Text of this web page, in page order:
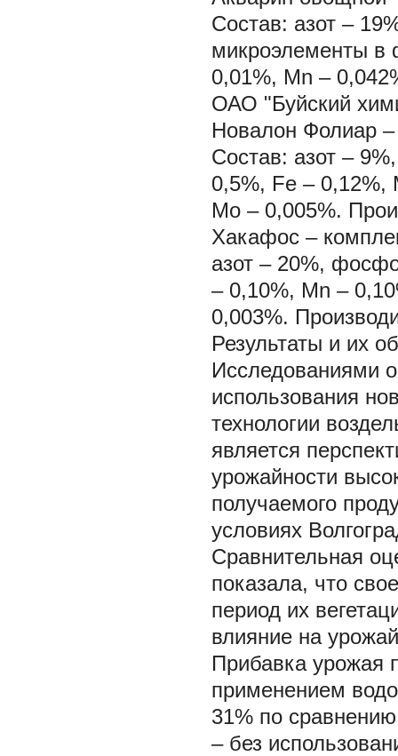
Состав: азот –
микроэлементы в
0,01%, Mn –
ОАО "Буйский
Новалон Фолиар
Состав: азот –
0,5%, Fe – 0,12%,
Mo – 0,005%.
Хакафос –
азот – 20%,
– 0,10%, Mn –
0,003%.
Результаты и их
Исследованиями
использования
технологии
является
урожайности
получаемого
условиях
Сравнительная
показала, что
период их
влияние на
Прибавка урожая
применением
31% по
– без